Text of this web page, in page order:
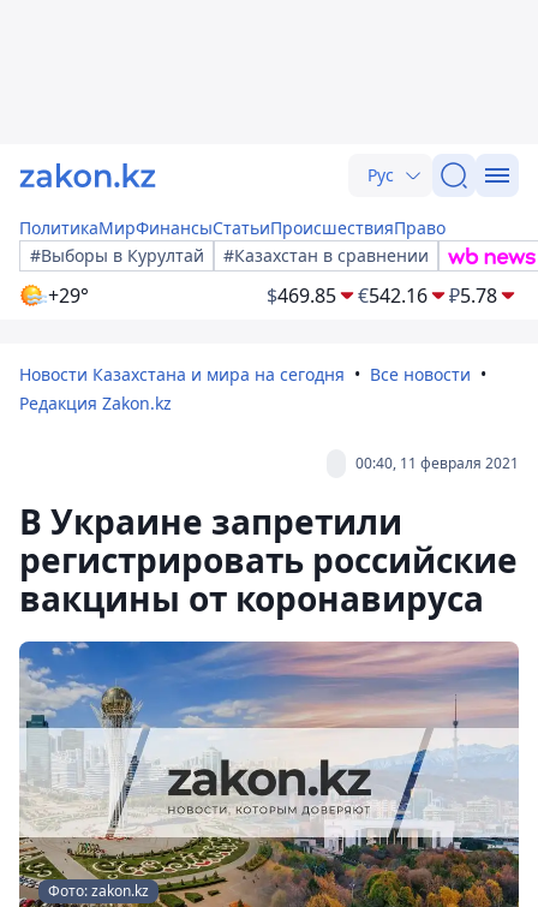
Рус
ПолитикаМирФинансыСтатьиПроисшествияПраво
#Выборы в Курултай
#Казахстан в сравнении
+29° $469.85 €542.16 ₽5.78
Новости Казахстана и мира на сегодня
Все новости
Редакция Zakon.kz
00:40, 11 февраля 2021
В Украине запретили
регистрировать российские
вакцины от коронавируса
Фото: zakon.kz